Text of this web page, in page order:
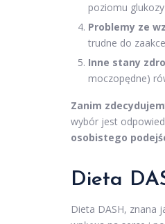
poziomu
Problemy ze
trudne do
Inne stany
moczopędne)
Zanim
wybór jest
osobistego
Dieta
Dieta DASH, znana